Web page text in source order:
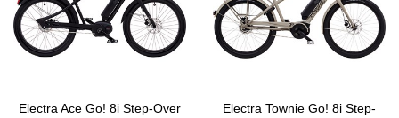
Electra Ace Go! 8i Step-Over
Electra Townie Go! 8i Step-